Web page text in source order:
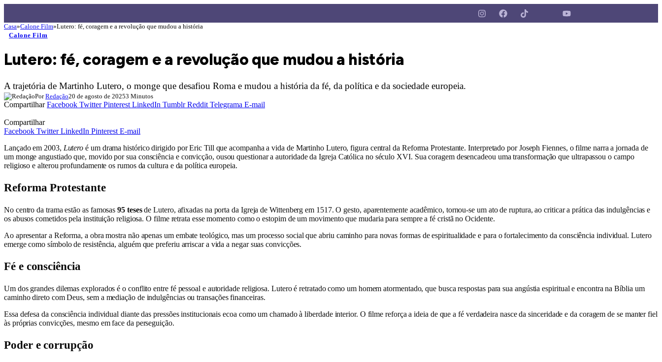
Casa»Calone Film»Lutero: fé, coragem e a revolução que mudou a história
Calone Film
Lutero: fé, coragem e a revolução que mudou a história
A trajetória de Martinho Lutero, o monge que desafiou Roma e mudou a história da fé, da política e da sociedade europeia.
Por Redação20 de agosto de 20253 Minutos
CompartilharFacebook Twitter Pinterest LinkedIn Tumblr Reddit Telegrama E-mail
Compartilhar
Facebook Twitter LinkedIn Pinterest E-mail
Lançado em 2003, Lutero é um drama histórico dirigido por Eric Till que acompanha a vida de Martinho Lutero, figura central da Reforma Protestante. Interpretado por Joseph Fiennes, o filme narra a jornada de
um monge angustiado que, movido por sua consciência e convicção, ousou questionar a autoridade da Igreja Católica no século XVI. Sua coragem desencadeou uma transformação que ultrapassou o campo
religioso e alterou profundamente os rumos da cultura e da política europeia.
Reforma Protestante
No centro da trama estão as famosas95 tesesde Lutero, afixadas na porta da Igreja de Wittenberg em 1517. O gesto, aparentemente acadêmico, tornou-se um ato de ruptura, ao criticar a prática das indulgências e
os abusos cometidos pela instituição religiosa. O filme retrata esse momento como o estopim de um movimento que mudaria para sempre a fé cristã no Ocidente.
Ao apresentar a Reforma, a obra mostra não apenas um embate teológico, mas um processo social que abriu caminho para novas formas de espiritualidade e para o fortalecimento da consciência individual. Lutero
emerge como símbolo de resistência, alguém que preferiu arriscar a vida a negar suas convicções.
Fé e consciência
Um dos grandes dilemas explorados é o conflito entre fé pessoal e autoridade religiosa. Lutero é retratado como um homem atormentado, que busca respostas para sua angústia espiritual e encontra na Bíblia um
caminho direto com Deus, sem a mediação de indulgências ou transações financeiras.
Essa defesa da consciência individual diante das pressões institucionais ecoa como um chamado à liberdade interior. O filme reforça a ideia de que a fé verdadeira nasce da sinceridade e da coragem de se manter fiel
às próprias convicções, mesmo em face da perseguição.
Poder e corrupção